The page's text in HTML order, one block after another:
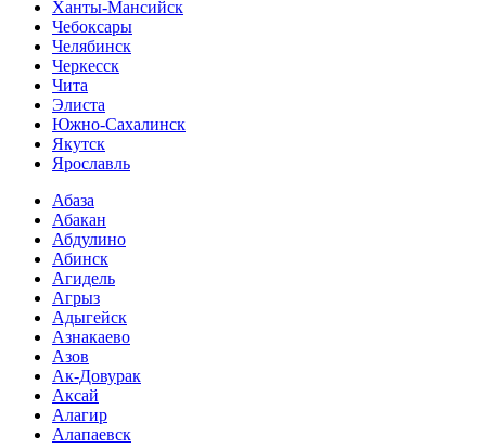
Ханты-Мансийск
Чебоксары
Челябинск
Черкесск
Чита
Элиста
Южно-Сахалинск
Якутск
Ярославль
Абаза
Абакан
Абдулино
Абинск
Агидель
Агрыз
Адыгейск
Азнакаево
Азов
Ак-Довурак
Аксай
Алагир
Алапаевск